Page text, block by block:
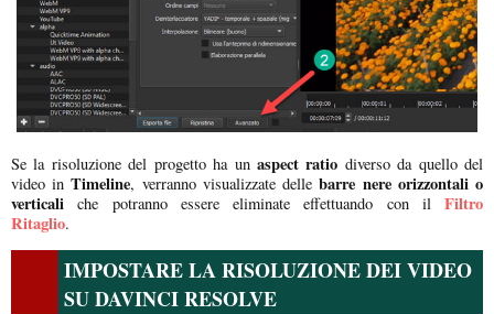
Se la risoluzione del progetto ha un aspect ratio diverso da quello del
video inTimeline, verranno visualizzate dellebarre nere orizzontali o
verticali che potranno essere eliminate effettuando con il
Filtro
Ritaglio.
IMPOSTARE LA RISOLUZIONE DEI VIDEO
SU DAVINCI RESOLVE